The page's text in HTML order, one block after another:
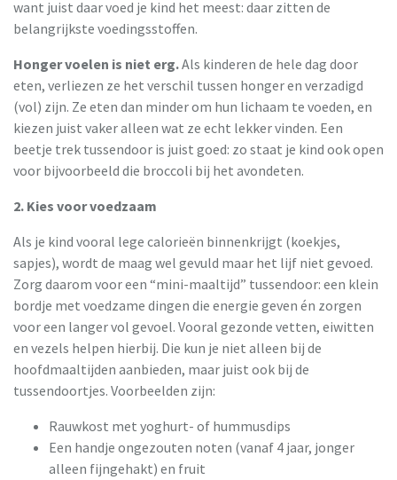
want juist daar voed je kind het meest: daar zitten de
belangrijkste voedingsstoffen.
Honger voelen is niet erg.Als kinderen de hele dag door
eten, verliezen ze het verschil tussen honger en verzadigd
(vol) zijn. Ze eten dan minder om hun lichaam te voeden, en
kiezen juist vaker alleen wat ze echt lekker vinden. Een
beetje trek tussendoor is juist goed: zo staat je kind ook open
voor bijvoorbeeld die broccoli bij het avondeten.
2. Kies voor voedzaam
Als je kind vooral lege calorieën binnenkrijgt (koekjes,
sapjes), wordt de maag wel gevuld maar het lijf niet gevoed.
Zorg daarom voor een “mini-maaltijd” tussendoor: een klein
bordje met voedzame dingen die energie geven én zorgen
voor een langer vol gevoel. Vooral gezonde vetten, eiwitten
en vezels helpen hierbij. Die kun je niet alleen bij de
hoofdmaaltijden aanbieden, maar juist ook bij de
tussendoortjes. Voorbeelden zijn:
Rauwkost met yoghurt- of hummusdips
Een handje ongezouten noten (vanaf 4 jaar, jonger
alleen fijngehakt) en fruit